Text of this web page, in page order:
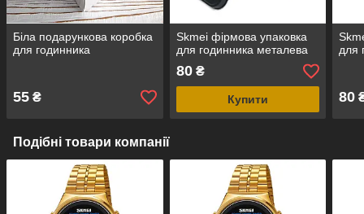
Біла подарункова коробка
для годинника
55 ₴
Skmei фірмова упаковка
для годинника металева
80₴
Купити
для
80
Подібні товари компанії